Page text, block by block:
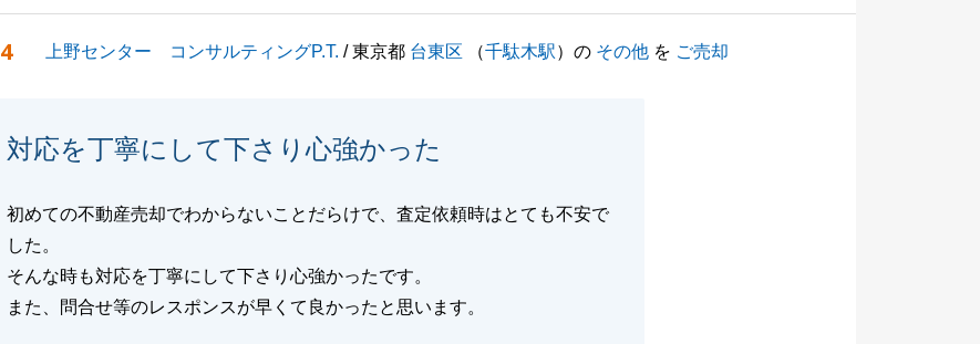
閉じる
4 上野センター コンサルティングP.T. / 東京都 台東区 （千駄木駅）の その他 を ご売却
対応を丁寧にして下さり心強かった
初めての不動産売却でわからないことだらけで、査定依頼時はとても不安で
した。
そんな時も対応を丁寧にして下さり心強かったです。
また、問合せ等のレスポンスが早くて良かったと思います。